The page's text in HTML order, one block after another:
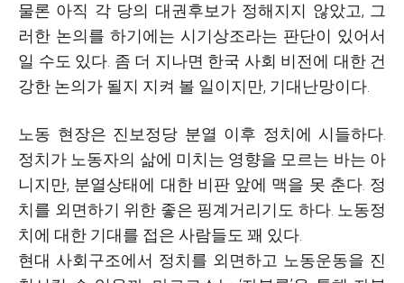
물론 아직 각 당의 대권후보가 정해지지 않았고, 그
러한 논의를 하기에는 시기상조라는 판단이 있어서
일 수도 있다. 좀 더 지나면 한국 사회 비전에 대한 건
강한 논의가 될지 지켜 볼 일이지만, 기대난망이다.
노동 현장은 진보정당 분열 이후 정치에 시들하다.
정치가 노동자의 삶에 미치는 영향을 모르는 바는 아
니지만, 분열상태에 대한 비판 앞에 맥을 못 춘다. 정
치를 외면하기 위한 좋은 핑계거리기도 하다. 노동정
치에 대한 기대를 접은 사람들도 꽤 있다.
현대 사회구조에서 정치를 외면하고 노동운동을 진